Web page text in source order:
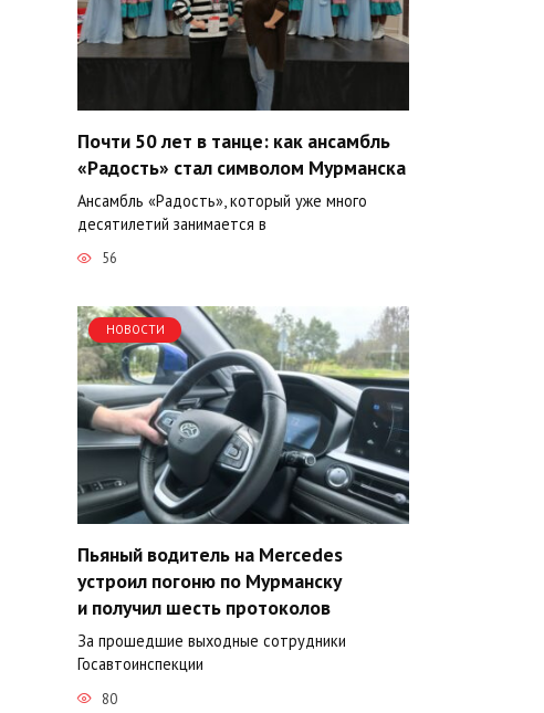
Почти 50 лет в танце: как ансамбль
«Радость» стал символом Мурманска
Ансамбль «Радость», который уже много
десятилетий занимается в
56
НОВОСТИ
Пьяный водитель на Mercedes
устроил погоню по Мурманску
и получил шесть протоколов
За прошедшие выходные сотрудники
Госавтоинспекции
80